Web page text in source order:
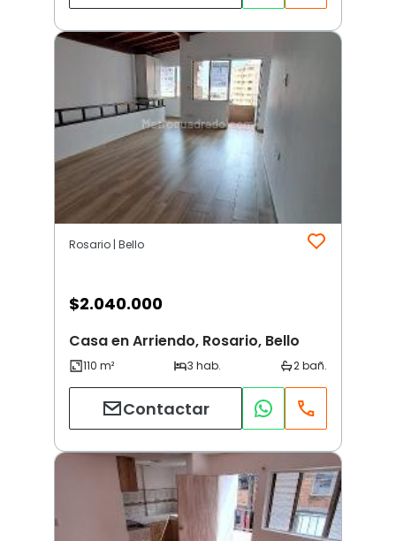
Rosario | Bello
$2.040.000
Casa en Arriendo, Rosario, Bello
Contactar